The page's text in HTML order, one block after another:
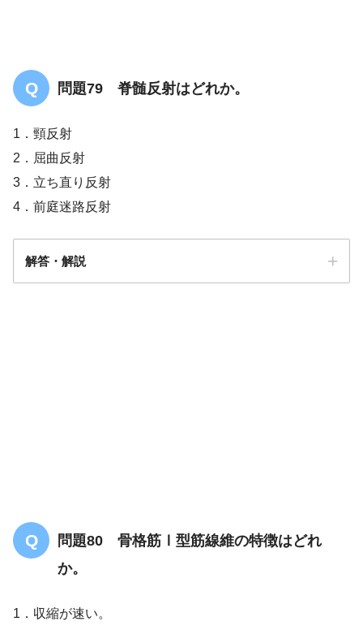
問題79 脊髄反射はどれか。
1．頸反射
2．屈曲反射
3．立ち直り反射
4．前庭迷路反射
解答・解説
問題80 骨格筋Ⅰ型筋線維の特徴はどれ
か。
1．収縮が速い。